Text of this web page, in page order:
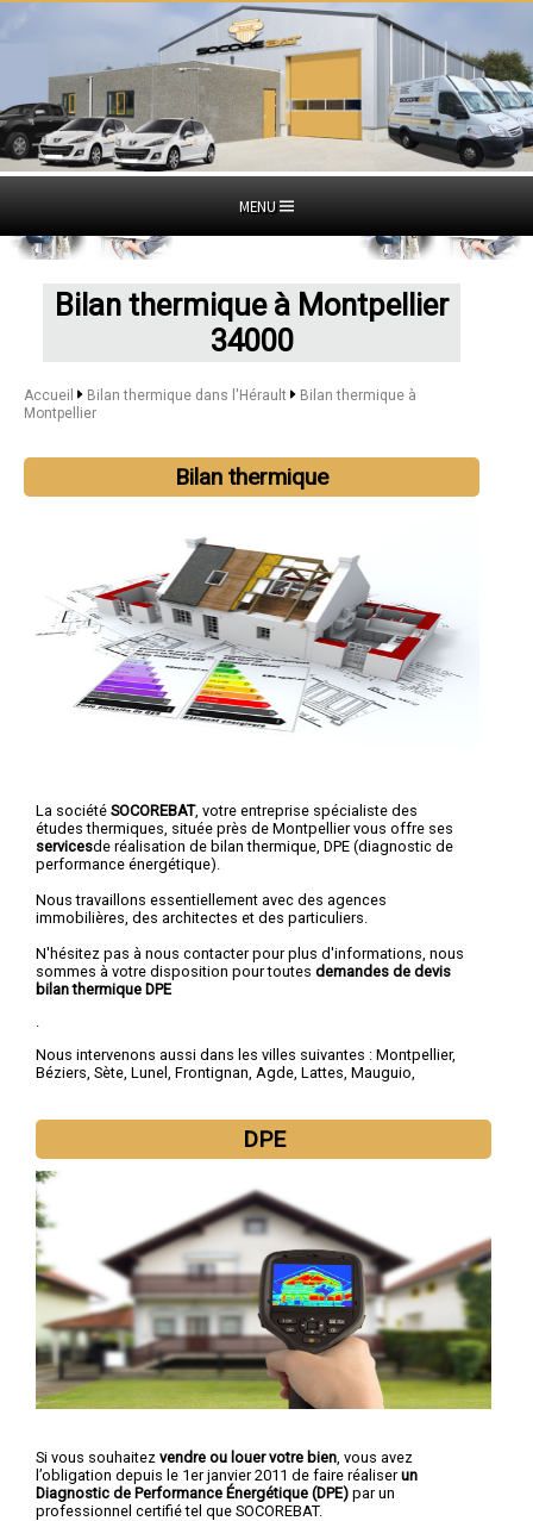
MENU
Bilan thermique à Montpellier
34000
Accueil Bilan thermique dans l'Hérault
Bilan thermique à
Montpellier
Bilan thermique
La société SOCOREBAT, votre entreprise spécialiste des
études thermiques, située près de Montpellier vous offre ses
servicesde réalisation de bilan thermique, DPE (diagnostic de
performance énergétique).
Nous travaillons essentiellement avec des agences
immobilières, des architectes et des particuliers.
N'hésitez pas à nous contacter pour plus d'informations, nous
sommes à votre disposition pour toutes demandes de devis
bilan thermique DPE
.
Nous intervenons aussi dans les villes suivantes : Montpellier,
Béziers, Sète, Lunel , Frontignan, Agde, Lattes, Mauguio,
DPE
Si vous souhaitez vendre ou louer votre bien , vous avez
l’obligation depuis le 1er janvier 2011 de faire réaliserun
Diagnostic de Performance Énergétique (DPE) par un
professionnel certifié tel que SOCOREBAT.